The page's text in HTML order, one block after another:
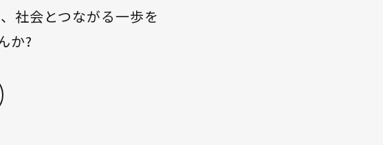
社会とつながる一歩を
か?